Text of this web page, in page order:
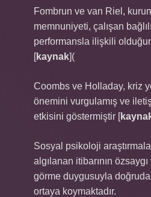
Fombrun ve van Riel,
memnuniyeti, çalışan
performansla ilişkili
[kaynak](
Coombs ve Holladay, kriz
önemini vurgulamış ve
etkisini göstermiştir [
Sosyal psikoloji
algılanan itibarının
görme duygusuyla
ortaya koymaktadır.